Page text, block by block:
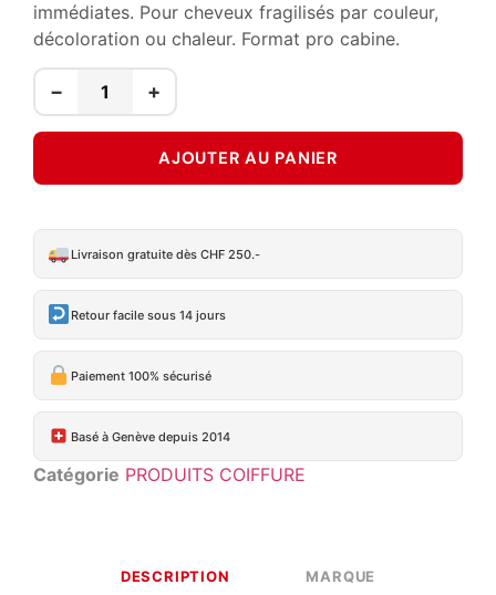
immédiates. Pour cheveux fragilisés par couleur,
décoloration ou chaleur. Format pro cabine.
− +
AJOUTER AU PANIER
Livraison gratuite dès CHF 250.-
Retour facile sous 14 jours
Paiement 100% sécurisé
Basé à Genève depuis 2014
Catégorie PRODUITS COIFFURE
DESCRIPTION MARQUE